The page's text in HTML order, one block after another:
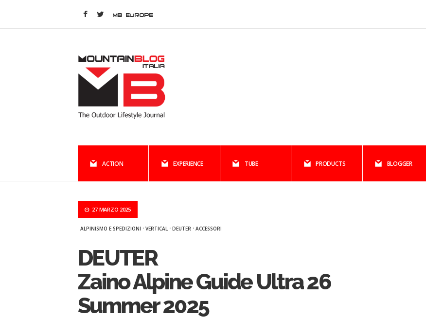
MB EUROPE
ACTION EXPERIENCE TUBE PRODUCTS BLOGGER
27 MARZO 2025
ALPINISMO E SPEDIZIONI · VERTICAL · DEUTER · ACCESSORI
DEUTER
Zaino Alpine Guide Ultra 26
Summer 2025